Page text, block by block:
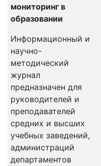
мониторинг в
образовании
Информационный и
научно-
методический
журнал
предназначен для
руководителей и
преподавателей
средних и высших
учебных заведений,
администраций
департаментов